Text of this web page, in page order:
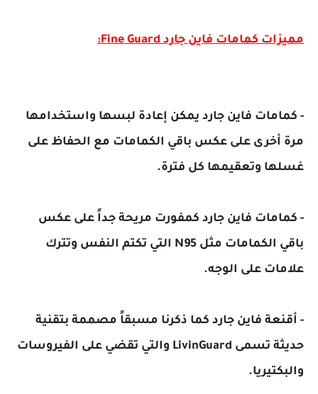
مميزات كمامات فاين جارد Fine Guard:
- كمامات فاين جارد يمكن إعادة لبسها واستخدامها
مرة أخرى على عكس باقي الكمامات مع الحفاظ على
غسلها وتعقيمها كل فترة.
- كمامات فاين جارد كمفورت مريحة جداً على عكس
باقي الكمامات مثل N95 التي تكتم النفس وتترك
علامات على الوجه.
- أقنعة فاين جارد كما ذكرنا مسبقاً مصممة بتقنية
حديثة تسمى LivinGuard والتي تقضي على الفيروسات
والبكتيريا.